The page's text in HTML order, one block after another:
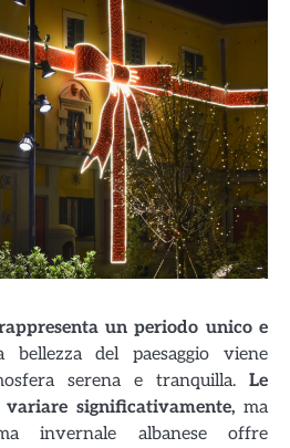
un periodo unico e
del paesaggio viene
serena e tranquilla. Le
significativamente,ma
invernale albanese offre